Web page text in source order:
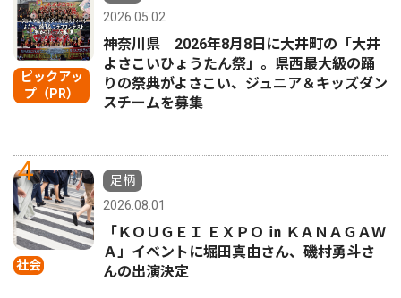
ピックアッ
プ（PR）
2026.05.02
神奈川県 2026年8月8日に大井町の「大井
よさこいひょうたん祭」。県西最大級の踊
りの祭典がよさこい、ジュニア＆キッズダン
スチームを募集
4
社会
足柄
2026.08.01
「ＫＯＵＧＥＩ ＥＸＰＯ ㏌ ＫＡＮＡＧＡＷ
Ａ」イベントに堀田真由さん、磯村勇斗さ
んの出演決定